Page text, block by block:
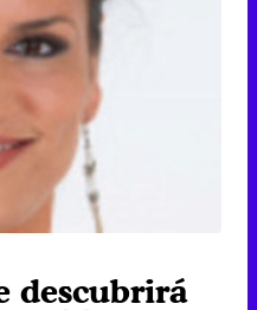
descubrirá